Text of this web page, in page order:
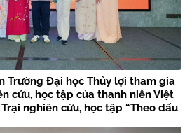
Trường Đại học Thủy lợi tham gia
cứu, học tập của thanh niên Việt
nghiên cứu, học tập “Theo dấu